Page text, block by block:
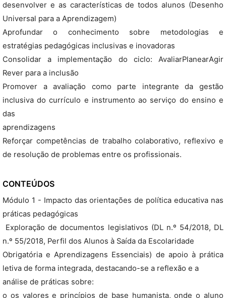
desenvolver e as características de todos alunos (Desenho
Universal para a Aprendizagem)
Aprofundar o conhecimento sobre metodologias e
estratégias pedagógicas inclusivas e inovadoras
Consolidar a implementação do ciclo: AvaliarPlanearAgir
Rever para a inclusão
Promover a avaliação como parte integrante da gestão
inclusiva do currículo e instrumento ao serviço do ensino e
das
aprendizagens
Reforçar competências de trabalho colaborativo, reflexivo e
de resolução de problemas entre os profissionais.
CONTEÚDOS
Módulo 1 - Impacto das orientações de política educativa nas
práticas pedagógicas
 Exploração de documentos legislativos (DL n.º 54/2018, DL
n.º 55/2018, Perfil dos Alunos à Saída da Escolaridade
Obrigatória e Aprendizagens Essenciais) de apoio à prática
letiva de forma integrada, destacando-se a reflexão e a
análise de práticas sobre:
o os valores e princípios de base humanista, onde o aluno